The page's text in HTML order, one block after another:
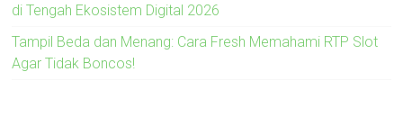
di Tengah Ekosistem Digital 2026
Tampil Beda dan Menang: Cara Fresh Memahami RTP Slot
Agar Tidak Boncos!